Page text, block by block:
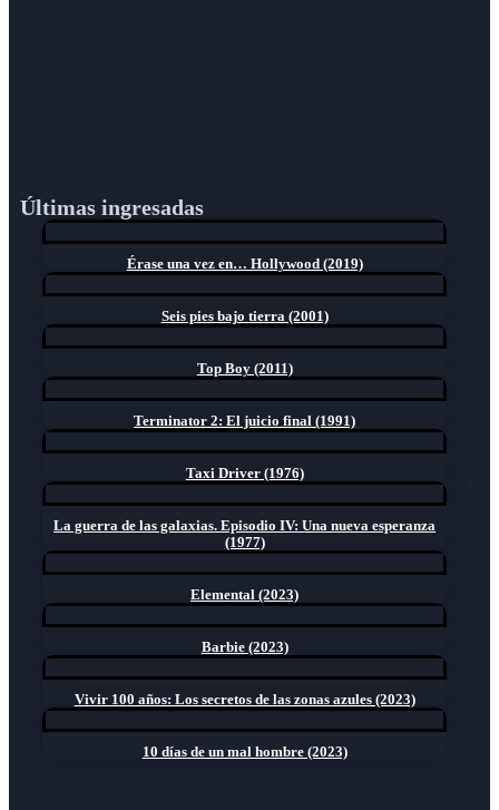
Últimas ingresadas
Érase una vez en… Hollywood (2019)
Seis pies bajo tierra (2001)
Top Boy (2011)
Terminator 2: El juicio final (1991)
Taxi Driver (1976)
La guerra de las galaxias. Episodio IV: Una nueva esperanza
(1977)
Elemental (2023)
Barbie (2023)
Vivir 100 años: Los secretos de las zonas azules (2023)
10 días de un mal hombre (2023)